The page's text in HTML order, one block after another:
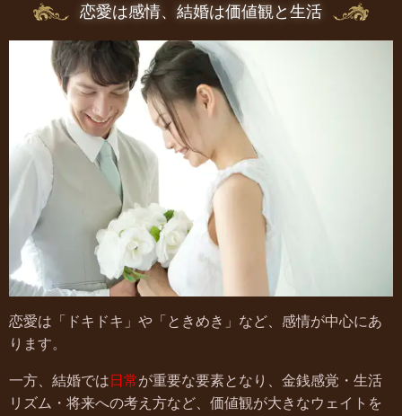
恋愛は感情、結婚は価値観と生活
恋愛は「ドキドキ」や「ときめき」など、感情が中心にあ
ります。
一方、結婚では 日常が重要な要素となり、金銭感覚・生活
リズム・将来への考え方など、価値観が大きなウェイトを